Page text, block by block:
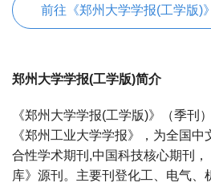
前往《郑州大学学报(工学版)
郑州大学学报(工学版)简介
《郑州大学学报(工学版)》（季刊
《郑州工业大学学报》，为全国
合性学术期刊,中国科技核心期刊
库》源刊。主要刊登化工、电气、